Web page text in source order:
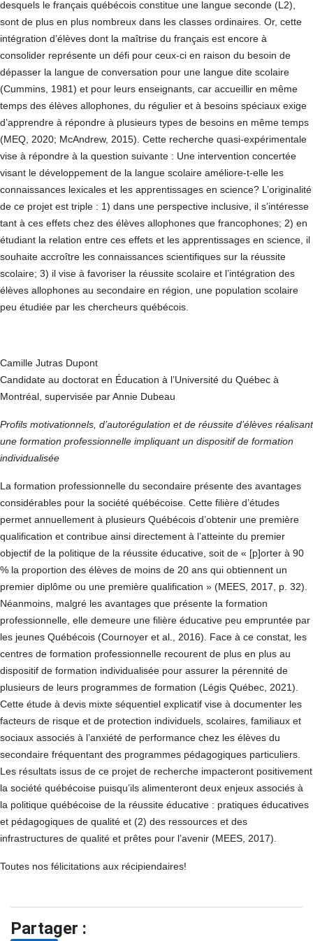
desquels le français québécois constitue une langue seconde (L2),
sont de plus en plus nombreux dans les classes ordinaires. Or, cette
intégration d’élèves dont la maîtrise du français est encore à
consolider représente un défi pour ceux-ci en raison du besoin de
dépasser la langue de conversation pour une langue dite scolaire
(Cummins, 1981) et pour leurs enseignants, car accueillir en même
temps des élèves allophones, du régulier et à besoins spéciaux exige
d’apprendre à répondre à plusieurs types de besoins en même temps
(MEQ, 2020; McAndrew, 2015). Cette recherche quasi-expérimentale
vise à répondre à la question suivante : Une intervention concertée
visant le développement de la langue scolaire améliore-t-elle les
connaissances lexicales et les apprentissages en science? L’originalité
de ce projet est triple : 1) dans une perspective inclusive, il s’intéresse
tant à ces effets chez des élèves allophones que francophones; 2) en
étudiant la relation entre ces effets et les apprentissages en science, il
souhaite accroître les connaissances scientifiques sur la réussite
scolaire; 3) il vise à favoriser la réussite scolaire et l’intégration des
élèves allophones au secondaire en région, une population scolaire
peu étudiée par les chercheurs québécois.
Camille Jutras Dupont
Candidate au doctorat en Éducation à l’Université du Québec à
Montréal, supervisée par Annie Dubeau
Profils motivationnels, d’autorégulation et de réussite d’élèves réalisant
une formation professionnelle impliquant un dispositif de formation
individualisée
La formation professionnelle du secondaire présente des avantages
considérables pour la société québécoise. Cette filière d’études
permet annuellement à plusieurs Québécois d’obtenir une première
qualification et contribue ainsi directement à l’atteinte du premier
objectif de la politique de la réussite éducative, soit de « [p]orter à 90
% la proportion des élèves de moins de 20 ans qui obtiennent un
premier diplôme ou une première qualification » (MEES, 2017, p. 32).
Néanmoins, malgré les avantages que présente la formation
professionnelle, elle demeure une filière éducative peu empruntée par
les jeunes Québécois (Cournoyer et al., 2016). Face à ce constat, les
centres de formation professionnelle recourent de plus en plus au
dispositif de formation individualisée pour assurer la pérennité de
plusieurs de leurs programmes de formation (Légis Québec, 2021).
Cette étude à devis mixte séquentiel explicatif vise à documenter les
facteurs de risque et de protection individuels, scolaires, familiaux et
sociaux associés à l’anxiété de performance chez les élèves du
secondaire fréquentant des programmes pédagogiques particuliers.
Les résultats issus de ce projet de recherche impacteront positivement
la société québécoise puisqu’ils alimenteront deux enjeux associés à
la politique québécoise de la réussite éducative : pratiques éducatives
et pédagogiques de qualité et (2) des ressources et des
infrastructures de qualité et prêtes pour l’avenir (MEES, 2017).
Toutes nos félicitations aux récipiendaires!
Partager :